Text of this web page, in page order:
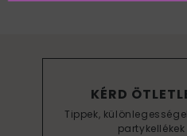
KÉRD
Tippek,